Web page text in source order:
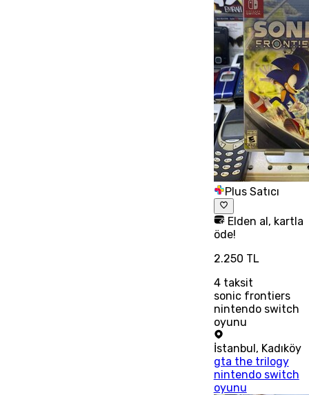
Plus Satıcı
Elden al, kartla
öde!
2.250 TL
4taksit
sonic frontiers
nintendo switch
oyunu
İstanbul, Kadıköy
gta the trilogy
nintendo switch
oyunu